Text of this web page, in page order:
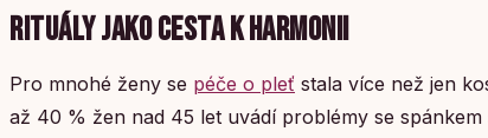
RITUÁLY JAKO CESTA K HARMONII
Pro mnohé ženy se péče o pleť stala více než jen
až 40 % žen nad 45 let uvádí problémy se